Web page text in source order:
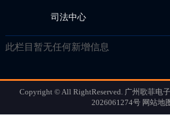
司法中心
此栏目暂无任何新增信息
Copyright © All RightReserved. 广州歌菲电
2026061274号 网站地